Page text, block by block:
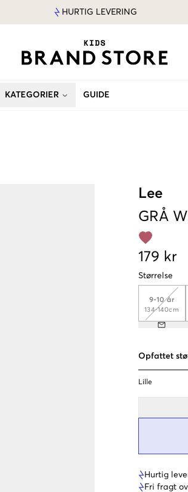
HURTIG LEVERING
KATEGORIER GUIDE
Lee
GRÅ
179 kr
Størrelse
9-10 år
134-140cm
Opfattet
Lille
Hurtig
Fri fragt